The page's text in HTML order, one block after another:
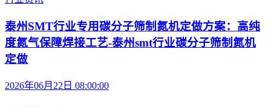
泰州SMT行业专用碳分子筛制氮机定做方案：高纯
度氮气保障焊接工艺-泰州smt行业碳分子筛制氮机
定做
2026年06月22日 08:00:00